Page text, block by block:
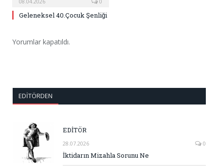
Geleneksel 40.Çocuk Şenliği
Yorumlar kapatıldı.
EDITÖRDEN
EDİTÖR
28.07.2026 0
İktidarın Mizahla Sorunu Ne